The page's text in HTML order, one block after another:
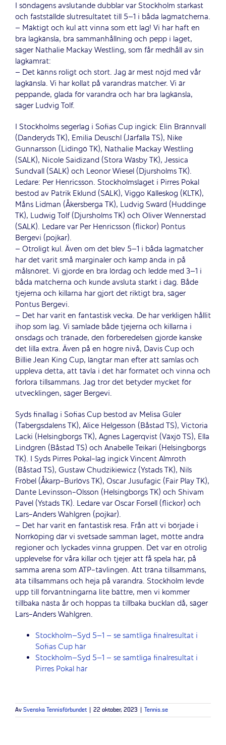
I söndagens avslutande dubblar var Stockholm starkast
och fastställde slutresultatet till 5–1 i båda lagmatcherna.
– Mäktigt och kul att vinna som ett lag! Vi har haft en
bra lagkänsla, bra sammanhållning och pepp i laget,
säger Nathalie Mackay Westling, som får medhåll av sin
lagkamrat:
– Det känns roligt och stort. Jag är mest nöjd med vår
lagkänsla. Vi har kollat på varandras matcher. Vi är
peppande, glada för varandra och har bra lagkänsla,
säger Ludvig Tolf.
I Stockholms segerlag i Sofias Cup ingick: Elin Brännvall
(Danderyds TK), Emilia Deuschl (Järfälla TS), Nike
Gunnarsson (Lidingö TK), Nathalie Mackay Westling
(SALK), Nicole Saidizand (Stora Wäsby TK), Jessica
Sundvall (SALK) och Leonor Wiesel (Djursholms TK).
Ledare: Per Henricsson. Stockholmslaget i Pirres Pokal
bestod av Patrik Eklund (SALK), Viggo Källeskog (KLTK),
Måns Lidman (Åkersberga TK), Ludvig Swärd (Huddinge
TK), Ludwig Tolf (Djursholms TK) och Oliver Wennerstad
(SALK). Ledare var Per Henricsson (flickor) Pontus
Bergevi (pojkar).
– Otroligt kul. Även om det blev 5–1 i båda lagmatcher
har det varit små marginaler och kamp ända in på
målsnöret. Vi gjorde en bra lördag och ledde med 3–1 i
båda matcherna och kunde avsluta starkt i dag. Både
tjejerna och killarna har gjort det riktigt bra, säger
Pontus Bergevi.
– Det har varit en fantastisk vecka. De har verkligen hållit
ihop som lag. Vi samlade både tjejerna och killarna i
onsdags och tränade, den förberedelsen gjorde kanske
det lilla extra. Även på en högre nivå, Davis Cup och
Billie Jean King Cup, längtar man efter att samlas och
uppleva detta, att tävla i det här formatet och vinna och
förlora tillsammans. Jag tror det betyder mycket för
utvecklingen, säger Bergevi.
Syds finallag i Sofias Cup bestod av Melisa Güler
(Tabergsdalens TK), Alice Helgesson (Båstad TS), Victoria
Lacki (Helsingborgs TK), Agnes Lagerqvist (Växjö TS), Ella
Lindgren (Båstad TS) och Anabelle Teikari (Helsingborgs
TK). I Syds Pirres Pokal-lag ingick Vincent Almroth
(Båstad TS), Gustaw Chudzikiewicz (Ystads TK), Nils
Fröbel (Åkarp-Burlövs TK), Oscar Jusufagic (Fair Play TK),
Dante Levinsson-Olsson (Helsingborgs TK) och Shivam
Pavel (Ystads TK). Ledare var Oscar Forsell (flickor) och
Lars-Anders Wahlgren (pojkar).
– Det har varit en fantastisk resa. Från att vi började i
Norrköping där vi svetsade samman laget, mötte andra
regioner och lyckades vinna gruppen. Det var en otrolig
upplevelse för våra killar och tjejer att få spela här, på
samma arena som ATP-tävlingen. Att träna tillsammans,
äta tillsammans och heja på varandra. Stockholm levde
upp till förväntningarna lite bättre, men vi kommer
tillbaka nästa år och hoppas ta tillbaka bucklan då, säger
Lars-Anders Wahlgren.
Stockholm–Syd 5–1 – se samtliga finalresultat i
Sofias Cup här
Stockholm–Syd 5–1 – se samtliga finalresultat i
Pirres Pokal här
Av Svenska Tennisförbundet 22 oktober, 2023 Tennis.se